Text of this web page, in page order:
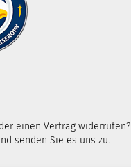
einen Vertrag widerrufen?
senden Sie es uns zu.